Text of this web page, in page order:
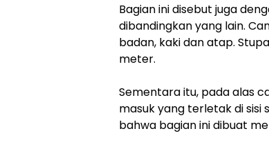
Bagian ini disebut juga
dibandingkan yang lain.
badan, kaki dan atap.
meter.
Sementara itu, pada alas
masuk yang terletak di sisi
bahwa bagian ini dibuat